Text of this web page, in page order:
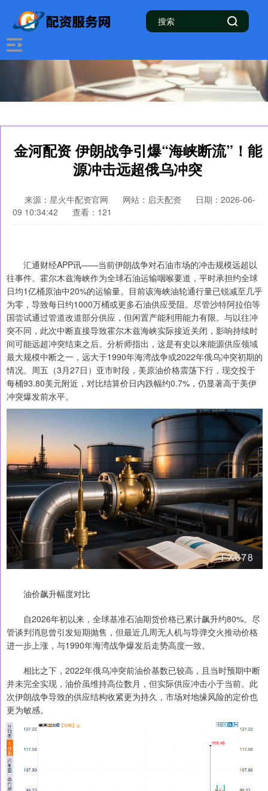
金河配资 伊朗战争引爆“海峡断流”！能
源冲击远超俄乌冲突
来源：星火牛配资官网 网站：启天配资
日期：2026-06-
09 10:34:42
查看：121
汇通财经APP讯——当前伊朗战争对石油市场的冲击规模远超以
往事件。霍尔木兹海峡作为全球石油运输咽喉要道，平时承担约全球
日均1亿桶原油中20%的运输量。目前该海峡油轮通行量已锐减至几乎
为零，导致每日约1000万桶或更多石油供应受阻。尽管沙特阿拉伯等
国尝试通过管道改道部分供应，但闲置产能利用能力有限。与以往冲
突不同，此次中断直接导致霍尔木兹海峡实际接近关闭，影响持续时
间可能远超冲突结束之后。分析师指出，这是有史以来能源供应领域
最大规模中断之一，远大于1990年海湾战争或2022年俄乌冲突初期的
情况。周五（3月27日）亚市时段，美原油价格震荡下行，现交投于
每桶93.80美元附近，对比结算价日内跌幅约0.7%，仍显著高于美伊
冲突爆发前水平。
油价飙升幅度对比
自2026年初以来，全球基准石油期货价格已累计飙升约80%。尽
管谈判消息曾引发短期抛售，但最近几周无人机与导弹交火推动价格
进一步上涨，与1990年海湾战争爆发后走势高度一致。
相比之下，2022年俄乌冲突前油价基数已较高，且当时预期中断
并未完全实现，油价虽维持高位数月，但实际供应冲击小于当前。此
次伊朗战争导致的供应结构收紧更为持久，市场对地缘风险的定价也
更为敏感。